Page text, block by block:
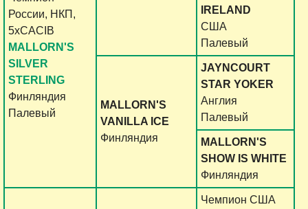
России, НКП,
5хCACIB
MALLORN'S
SILVER
STERLING
Финляндия
Палевый
IRELAND
США
Палевый
MALLORN'S
VANILLA ICE
Финляндия
JAYNCOURT
STAR YOKER
Англия
Палевый
MALLORN'S
SHOW IS WHITE
Финляндия
Чемпион США